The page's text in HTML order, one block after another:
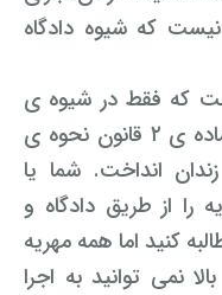
که شیوه دادگاه
که فقط در شیوه ی
دادگاه می توان زوج را در اجرای ماده ی ۲ قانون نحوه ی
انداخت. شما یا
را از طریق دادگاه و
کنید اما همه مهریه
نمی توانید به اجرا